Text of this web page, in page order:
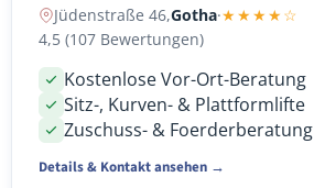
Jüdenstraße 46,Gotha·★★★★☆
4,5 (107 Bewertungen)
Kostenlose Vor-Ort-Beratung
Sitz-, Kurven- & Plattformlifte
Zuschuss- & Foerderberatung
Details & Kontakt ansehen →